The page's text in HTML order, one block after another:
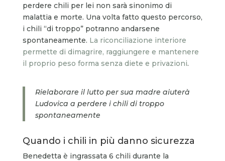
perdere chili per lei non sarà sinonimo di
malattia e morte. Una volta fatto questo percorso,
i chili “di troppo” potranno andarsene
spontaneamente. La riconciliazione interiore
permette di dimagrire, raggiungere e mantenere
il proprio peso forma senza diete e privazioni.
Rielaborare il lutto per sua madre aiuterà
Ludovica a perdere i chili di troppo
spontaneamente
Quando i chili in più danno sicurezza
Benedetta è ingrassata 6 chili durante la